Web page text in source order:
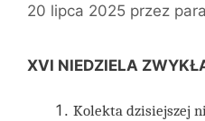
20 lipca 2025 przez
XVI NIEDZIELA
Kolekta dzisiejszej